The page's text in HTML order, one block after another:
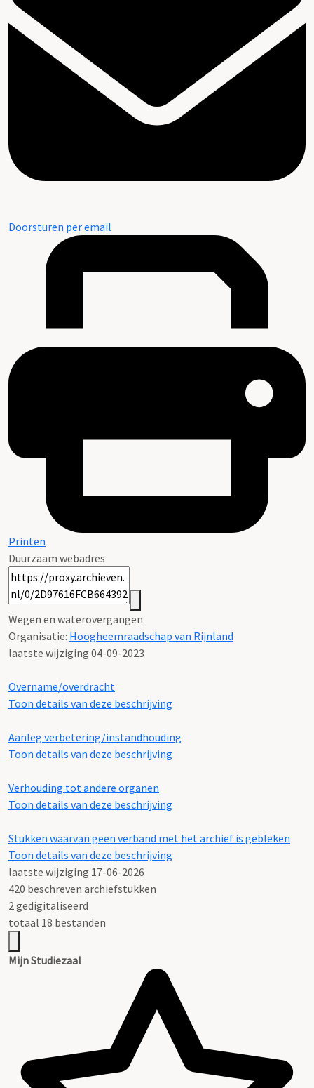
Doorsturen per email
Printen
Duurzaam webadres
Wegen en waterovergangen
Organisatie: Hoogheemraadschap van Rijnland
laatste wijziging 04-09-2023
Overname/overdracht
Toon details van deze beschrijving
Aanleg verbetering/instandhouding
Toon details van deze beschrijving
Verhouding tot andere organen
Toon details van deze beschrijving
Stukken waarvan geen verband met het archief is gebleken
Toon details van deze beschrijving
laatste wijziging 17-06-2026
420 beschreven archiefstukken
2 gedigitaliseerd
totaal 18 bestanden
Mijn Studiezaal